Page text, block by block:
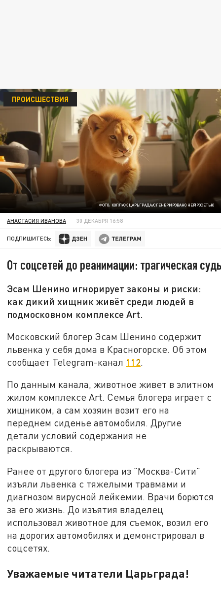
ФОТО: КОЛЛАЖ ЦАРЬГРАДА/СГЕНЕРИРОВАНО НЕЙРОСЕТЬЮ
ПРОИСШЕСТВИЯ
АНАСТАСИЯ ИВАНОВА 30 ДЕКАБРЯ 16:58
ПОДПИШИТЕСЬ:
От соцсетей до реанимации: трагическая
Эсам Шенино игнорирует законы и риски:
как дикий хищник живёт среди людей в
подмосковном комплексе Art.
Московский блогер Эсам Шенино содержит
львенка у себя дома в Красногорске. Об этом
сообщает Telegram-канал 112.
По данным канала, животное живет в элитном
жилом комплексе Art. Семья блогера играет с
хищником, а сам хозяин возит его на
переднем сиденье автомобиля. Другие
детали условий содержания не
раскрываются.
Ранее от другого блогера из "Москва-Сити"
изъяли львенка с тяжелыми травмами и
диагнозом вирусной лейкемии. Врачи борются
за его жизнь. До изъятия владелец
использовал животное для съемок, возил его
на дорогих автомобилях и демонстрировал в
соцсетях.
Уважаемые читатели Царьграда!